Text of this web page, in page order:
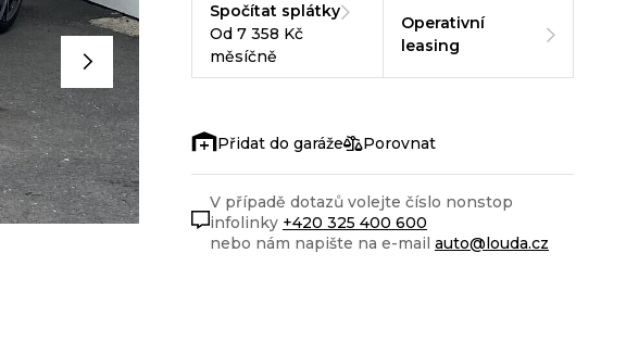
Spočítat splátky
Od 7 358 Kč
měsíčně
Operativní
leasing
Porovnat
V případě dotazů volejte číslo nonstop
infolinky +420 325 400 600
nebo nám napište na e-mail auto@louda.cz